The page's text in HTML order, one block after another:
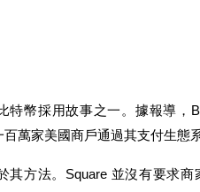
特幣採用故事之一。據報導，
萬家美國商戶通過其支付生態
方法。Square 並沒有要求